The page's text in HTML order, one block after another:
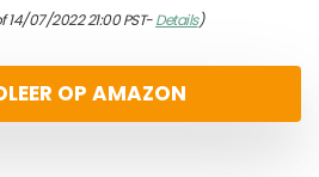
14/07/2022 21:00 PST-Details)
OP AMAZON